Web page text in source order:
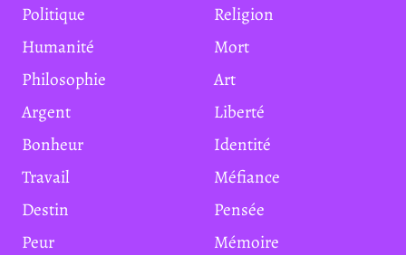
Politique
Religion
Humanité
Mort
Philosophie
Art
Argent
Liberté
Bonheur
Identité
Travail
Méfiance
Destin
Pensée
Peur
Mémoire